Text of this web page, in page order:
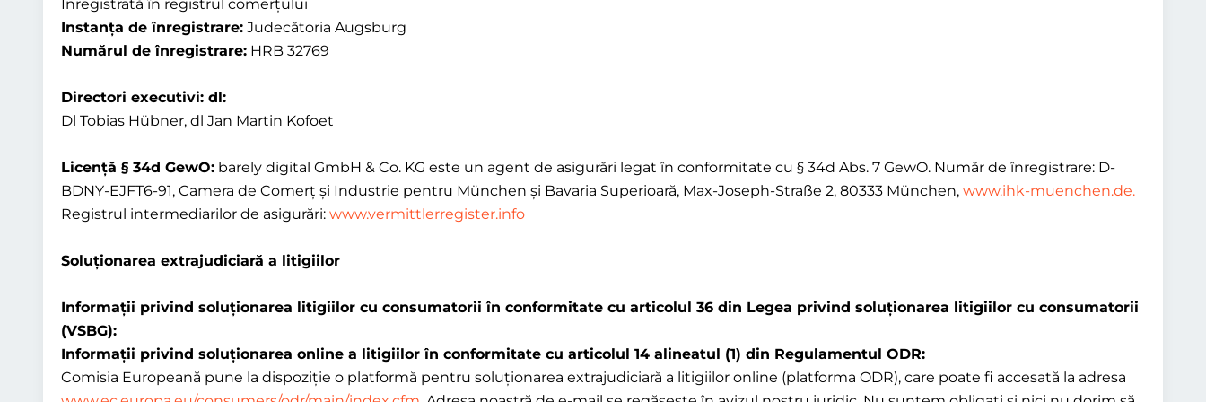
Înregistrată în registrul comerțului
Instanța de înregistrare: Judecătoria Augsburg
Numărul de înregistrare: HRB 32769
Directori executivi: dl:
Dl Tobias Hübner, dl Jan Martin Kofoet
Licență § 34d GewO: barely digital GmbH & Co. KG este un agent de asigurări legat în conformitate cu § 34d Abs. 7 GewO. Număr de înregistrare: D-
BDNY-EJFT6-91, Camera de Comerț și Industrie pentru München și Bavaria Superioară, Max-Joseph-Straße 2, 80333 München, www.ihk-muenchen.de.
Registrul intermediarilor de asigurări: www.vermittlerregister.info
Soluționarea extrajudiciară a litigiilor
Informații privind soluționarea litigiilor cu consumatorii în conformitate cu articolul 36 din Legea privind soluționarea litigiilor cu consumatorii
(VSBG):
Informații privind soluționarea online a litigiilor în conformitate cu articolul 14 alineatul (1) din Regulamentul ODR:
Comisia Europeană pune la dispoziție o platformă pentru soluționarea extrajudiciară a litigiilor online (platforma ODR), care poate fi accesată la adresa